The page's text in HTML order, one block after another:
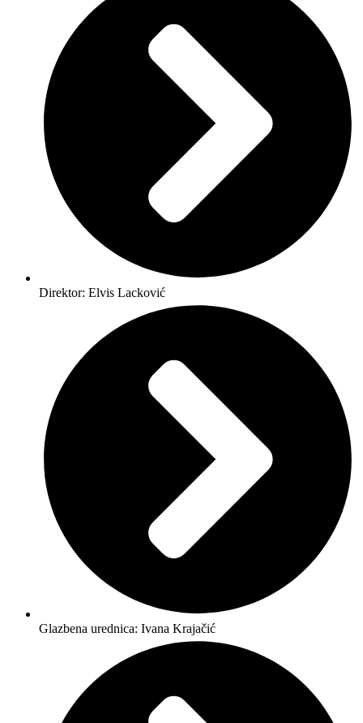
Direktor: Elvis Lacković
Glazbena urednica: Ivana Krajačić